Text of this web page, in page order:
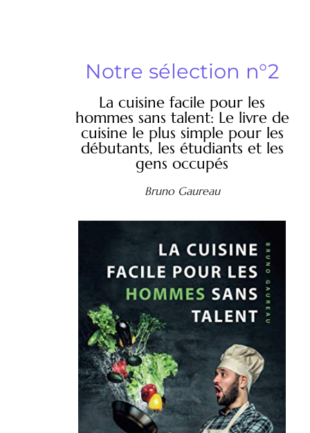
Notre sélection n°2
La cuisine facile pour les
hommes sans talent: Le livre de
cuisine le plus simple pour les
débutants, les étudiants et les
gens occupés
Bruno Gaureau